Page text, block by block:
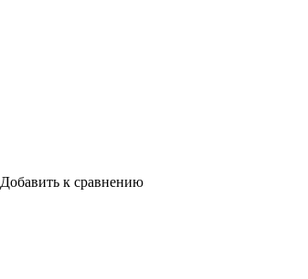
Добавить к сравнению